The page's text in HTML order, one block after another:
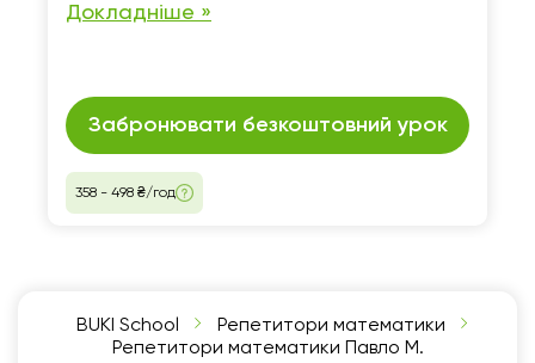
Докладніше »
Забронювати безкоштовний урок
358 - 498 ₴/год
BUKI School
Репетитори математики
Репетитори математики Павло М.